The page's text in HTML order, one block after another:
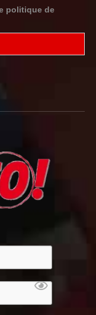
politique de